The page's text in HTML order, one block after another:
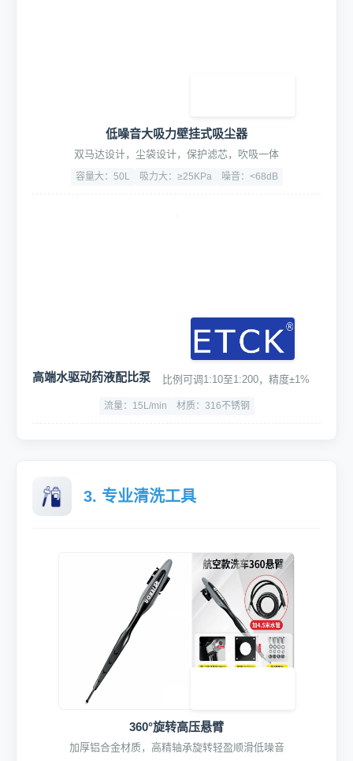
低噪音大吸力壁挂式吸尘器
双马达设计，尘袋设计，保护滤芯，吹吸一体
容量大：50L 吸力大：≥25KPa 噪音：<68dB
高端水驱动药液配比泵 比例可调1:10至1:200，精度±1%
流量：15L/min 材质：316不锈钢
3. 专业清洗工具
360°旋转高压悬臂
加厚铝合金材质，高精轴承旋转轻盈顺滑低噪音